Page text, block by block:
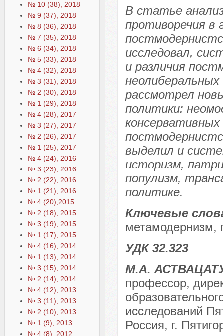
№ 10 (38), 2018
№ 9 (37), 2018
№ 8 (36), 2018
№ 7 (35), 2018
№ 6 (34), 2018
№ 5 (33), 2018
№ 4 (32), 2018
№ 3 (31), 2018
№ 2 (30), 2018
№ 1 (29), 2018
№ 4 (28), 2017
№ 3 (27), 2017
№ 2 (26), 2017
№ 1 (25), 2017
№ 4 (24), 2016
№ 3 (23), 2016
№ 2 (22), 2016
№ 1 (21), 2016
№ 4 (20),2015
№ 2 (18), 2015
№ 3 (19), 2015
№ 1 (17), 2015
№ 4 (16), 2014
№ 1 (13), 2014
№ 3 (15), 2014
№ 2 (14), 2014
№ 4 (12), 2013
№ 3 (11), 2013
№ 2 (10), 2013
№ 1 (9), 2013
№ 4 (8), 2012
В статье
противоречия в
исследовал,
и различия
рассмотрел
политики:
выделил и
историзм,
популизм,
политике.
Ключевые
метамодернизм,
УДК 32.323
М.А.
профессор,
исследований
Россия, г.